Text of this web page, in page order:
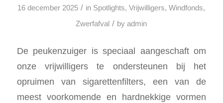
16 december 2025 / in Spotlights,Vrijwilligers,Windfonds,
Zwerfafval / byadmin
De peukenzuiger is speciaal aangeschaft om
onze vrijwilligers te ondersteunen bij het
opruimen van sigarettenfilters, een van de
meest voorkomende en hardnekkige vormen